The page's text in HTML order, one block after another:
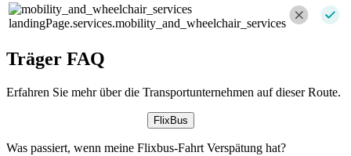
landingPage.services.mobility_and_wheelchair_services
Träger FAQ
Erfahren Sie mehr über die Transportunternehmen auf dieser Route.
FlixBus
Was passiert, wenn meine Flixbus-Fahrt Verspätung hat?